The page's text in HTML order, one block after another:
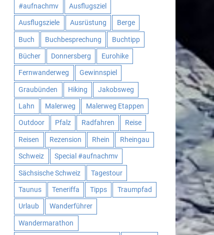
#aufnachmv Ausflugsziel
Ausflugsziele Ausrüstung Berge
Buch Buchbesprechung Buchtipp
Bücher Donnersberg Eurohike
Fernwanderweg Gewinnspiel
Graubünden Hiking Jakobsweg
Lahn Malerweg Malerweg Etappen
Outdoor Pfalz Radfahren Reise
Reisen Rezension Rhein Rheingau
Schweiz Special #aufnachmv
Sächsische Schweiz Tagestour
Taunus Teneriffa Tipps Traumpfad
Urlaub Wanderführer
Wandermarathon